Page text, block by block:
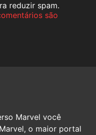
reduzir spam.
são
Marvel você
o maior portal